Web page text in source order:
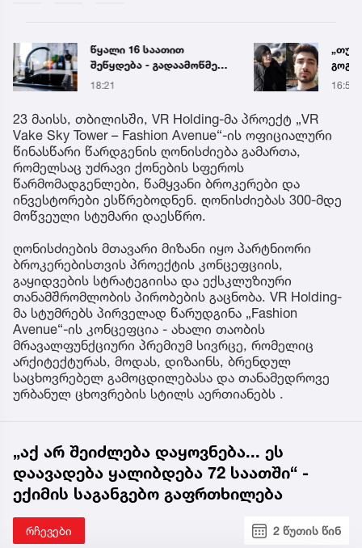
წყალი 16 საათით
შეწყდება - გადაამოწმეთ
მისამართები
18:21
„თუ
16:55
23 მაისს, თბილისში, VR Holding-მა პროექტ „VR
Vake Sky Tower – Fashion Avenue“-ის ოფიციალური
წინასწარი წარდგენის ღონისძიება გამართა,
რომელსაც უძრავი ქონების სფეროს
წარმომადგენლები, წამყვანი ბროკერები და
ინვესტორები ესწრებოდნენ. ღონისძიებას 300-მდე
მოწვეული სტუმარი დაესწრო.
ღონისძიების მთავარი მიზანი იყო პარტნიორი
ბროკერებისთვის პროექტის კონცეფციის,
გაყიდვების სტრატეგიისა და ექსკლუზიური
თანამშრომლობის პირობების გაცნობა. VR Holding-
მა სტუმრებს პირველად წარუდგინა „Fashion
Avenue“-ის კონცეფცია - ახალი თაობის
მრავალფუნქციური პრემიუმ სივრცე, რომელიც
არქიტექტურას, მოდას, დიზაინს, ბრენდულ
საცხოვრებელ გამოცდილებასა და თანამედროვე
ურბანულ ცხოვრების სტილს აერთიანებს .
„აქ არ შეიძლება დაყოვნება... ეს
დაავადება ყალიბდება 72 საათში“ -
ექიმის საგანგებო გაფრთხილება
რჩევები 2 წუთის წინ